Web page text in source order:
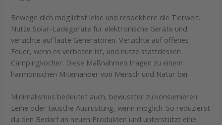
Bewege dich möglichst leise und respektiere die Tierwelt.
Nutze Solar-Ladegeräte für elektronische Geräte und
verzichte auf laute Generatoren. Verzichte auf offenes
Feuer, wenn es verboten ist, und nutze stattdessen
Campingkocher. Diese Maßnahmen tragen zu einem
harmonischen Miteinander von Mensch und Natur bei.
Minimalismus bedeutet auch, bewusster zu konsumieren.
Leihe oder tausche Ausrüstung, wenn möglich. So reduzierst
du den Bedarf an neuen Produkten und unterstützt eine